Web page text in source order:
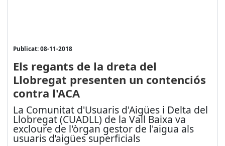
Publicat: 08-11-2018
Els regants de la dreta del
Llobregat presenten un contenciós
contra l'ACA
La Comunitat d'Usuaris d'Aigües i Delta del
Llobregat (CUADLL) de la Vall Baixa va
excloure de l'òrgan gestor de l'aigua als
usuaris d’aigües superficials